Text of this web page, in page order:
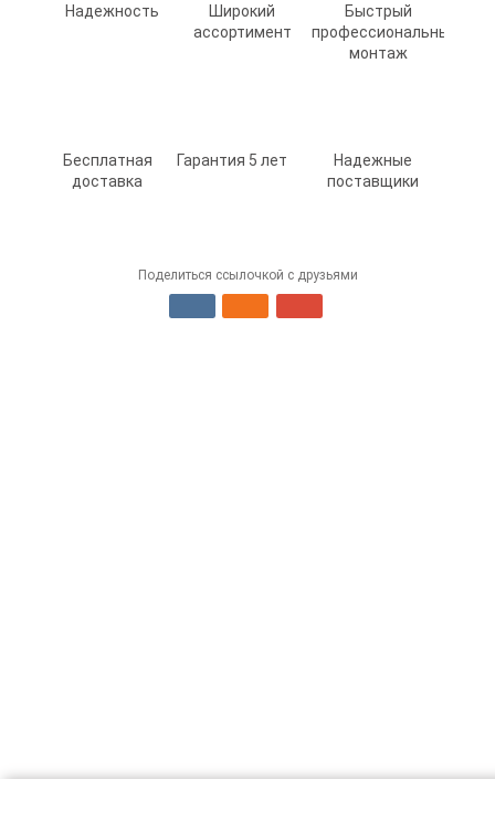
Надежность
Широкий
ассортимент
Быстрый
профессиональный
монтаж
Бесплатная
доставка
Гарантия 5 лет
Надежные
поставщики
Поделиться ссылочкой с друзьями